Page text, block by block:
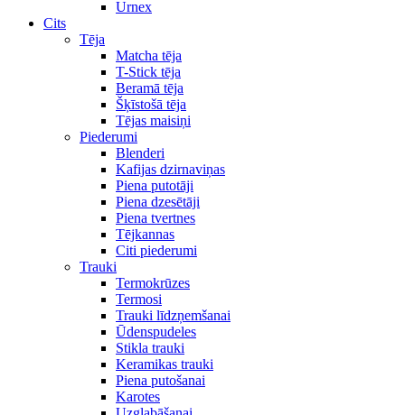
Urnex
Cits
Tēja
Matcha tēja
T-Stick tēja
Beramā tēja
Šķīstošā tēja
Tējas maisiņi
Piederumi
Blenderi
Kafijas dzirnaviņas
Piena putotāji
Piena dzesētāji
Piena tvertnes
Tējkannas
Citi piederumi
Trauki
Termokrūzes
Termosi
Trauki līdzņemšanai
Ūdenspudeles
Stikla trauki
Keramikas trauki
Piena putošanai
Karotes